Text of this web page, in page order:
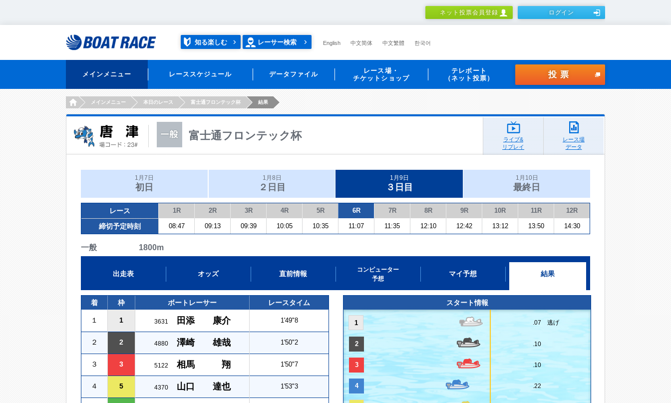
ネット投票会員登録 ログイン
知る楽しむ レーサー検索 English 中文简体 中文繁體 한국어
メインメニュー レーススケジュール データファイル
レース場・
チケットショップ
テレボート
（ネット投票）
投票
HOMEメインメニュー 本日のレース 富士通フロンテック杯 結果
富士通フロンテック杯
ライブ&
リプレイ
レース場
データ
1月7日
初日
1月8日
２日目
1月9日
３日目
1月10日
最終日
レース 1R 2R 3R 4R 5R 6R 7R 8R 9R 10R 11R 12R
締切予定時刻 08:47 09:13 09:39 10:05 10:35 11:07 11:35 12:10 12:42 13:12 13:50 14:30
一般 1800m
出走表 オッズ 直前情報
コンピューター
予想
マイ予想 結果
着 枠 ボートレーサー レースタイム
１ 1 3631 田添 康介 1'49"8
２ 2 4880 澤崎 雄哉 1'50"2
３ 3 5122 相馬 翔 1'50"7
４ 5 4370 山口 達也 1'53"3
スタート情報
1 .07 逃げ
2 .10
3 .10
4 .22